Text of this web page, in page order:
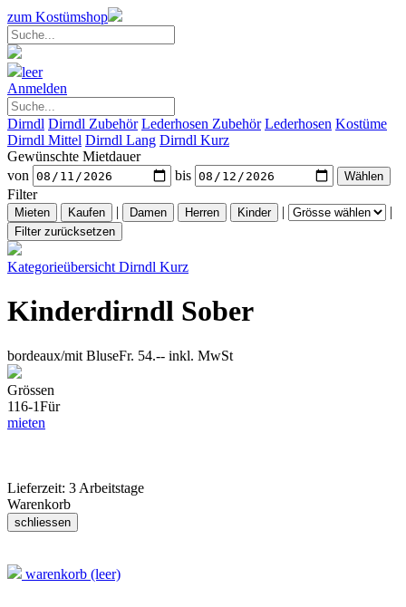
zum Kostümshop
leer
Anmelden
Dirndl Dirndl Zubehör Lederhosen Zubehör Lederhosen Kostüme
Dirndl Mittel Dirndl Lang Dirndl Kurz
Gewünschte Mietdauer
von
bis
Filter
|
| |
Kategorieübersicht Dirndl Kurz
Kinderdirndl Sober
bordeaux/mit BluseFr. 54.-- inkl. MwSt
Grössen
116-1Für
mieten
Lieferzeit: 3 Arbeitstage
Warenkorb
warenkorb (leer)